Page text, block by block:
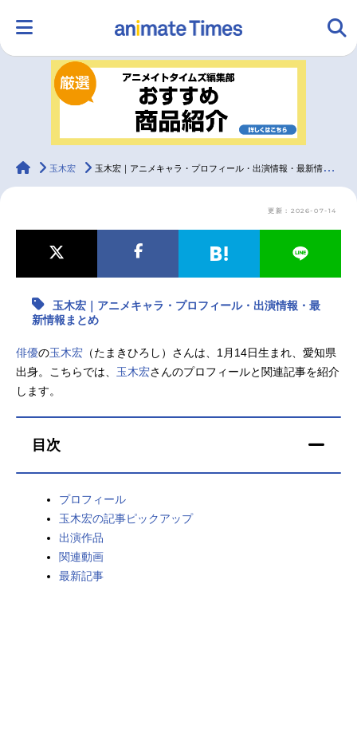
ランキング アニメ
ラジオ
最新記事一覧
アニメ記事一覧 声優記事一覧
アニメ映画一覧
今期アニメ曜日別一覧
春アニメ
男性声優/女性声優一覧
animateTimes
玉木宏 玉木宏｜アニメキャラ・プロフィール・出演情報・最新情報まとめ
更新：2026-07-14
玉木宏｜アニメキャラ・プロフィール・出演情報・最
新情報まとめ
俳優の玉木宏 （たまきひろし）さんは、1月14日生まれ、愛知県
出身。こちらでは、 玉木宏さんのプロフィールと関連記事を紹介
します。
目次
プロフィール
玉木宏の記事ピックアップ
出演作品
関連動画
最新記事